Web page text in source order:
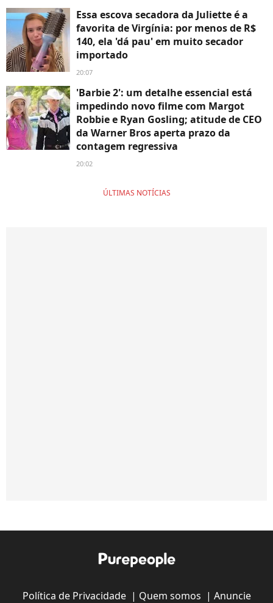
Essa escova secadora da Juliette é a
favorita de Virgínia: por menos de R$
140, ela 'dá pau' em muito secador
importado
20:07
'Barbie 2': um detalhe essencial está
impedindo novo filme com Margot
Robbie e Ryan Gosling; atitude de CEO
da Warner Bros aperta prazo da
contagem regressiva
20:02
ÚLTIMAS NOTÍCIAS
Política de Privacidade| Quem somos | Anuncie